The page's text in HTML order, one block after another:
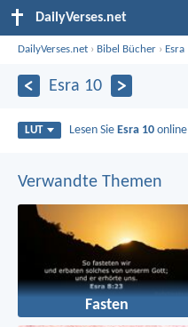
DailyVerses.net
DailyVerses.net › Bibel Bücher › Esra
Esra 10
LUT Lesen Sie Esra 10 online
Verwandte Themen
Fasten